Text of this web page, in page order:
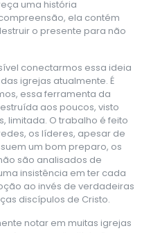
uma história
ela contém
o presente para não
conectarmos essa ideia
igrejas atualmente. É
essa ferramenta da
aos poucos, visto
limitada. O trabalho é feito
os líderes, apesar de
um bom preparo, os
são analisados de
insistência em ter cada
ao invés de verdadeiras
discípulos de Cristo.
notar em muitas igrejas